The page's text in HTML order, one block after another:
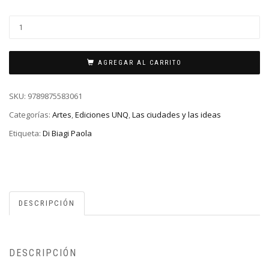
AGREGAR AL CARRITO
SKU: 9789875583061
Categorías: Artes,Ediciones UNQ,Las ciudades y las ideas
Etiqueta: Di Biagi Paola
DESCRIPCIÓN
DESCRIPCIÓN